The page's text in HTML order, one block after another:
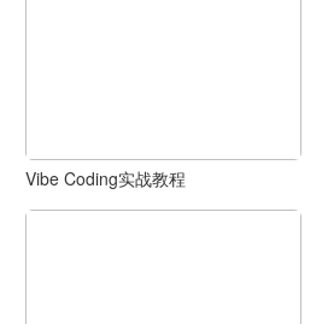
Vibe Coding实战教程